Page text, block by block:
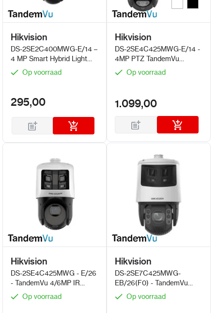
Hikvision
DS-2SE2C400MWG-E/14 –
4 MP Smart Hybrid Light
TandemVu PT-
netwerkcamera
Op voorraad
295,00
Kleur
Hikvision
DS-2SE4C425MWG-E/14 -
4MP PTZ TandemVu
camera ColorVu – 25x
Zoom-IR-Witlicht, Audio-
Op voorraad
1.099,00
Hikvision
DS-2SE4C425MWG - E/26
- TandemVu 4/6MP IR
panorama PTZ 25x zoom
Op voorraad
Hikvision
DS-2SE7C425MWG-
EB/26(F0) - TandemVu
kleur 4/6MP IR 25x zoom
Op voorraad